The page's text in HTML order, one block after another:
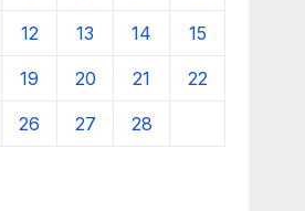
12 13 14 15
19 20 21 22
26 27 28